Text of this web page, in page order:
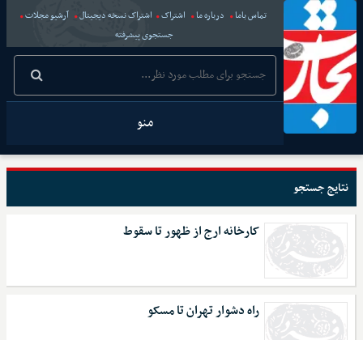
تماس باما درباره ما اشتراک اشتراک نسخه دیجیتال
آرشیو مجلات
جستجوی پیشرفته
منو
نتایج جستجو
کارخانه ارج از ظهور تا سقوط
راه دشوار تهران تا مسکو